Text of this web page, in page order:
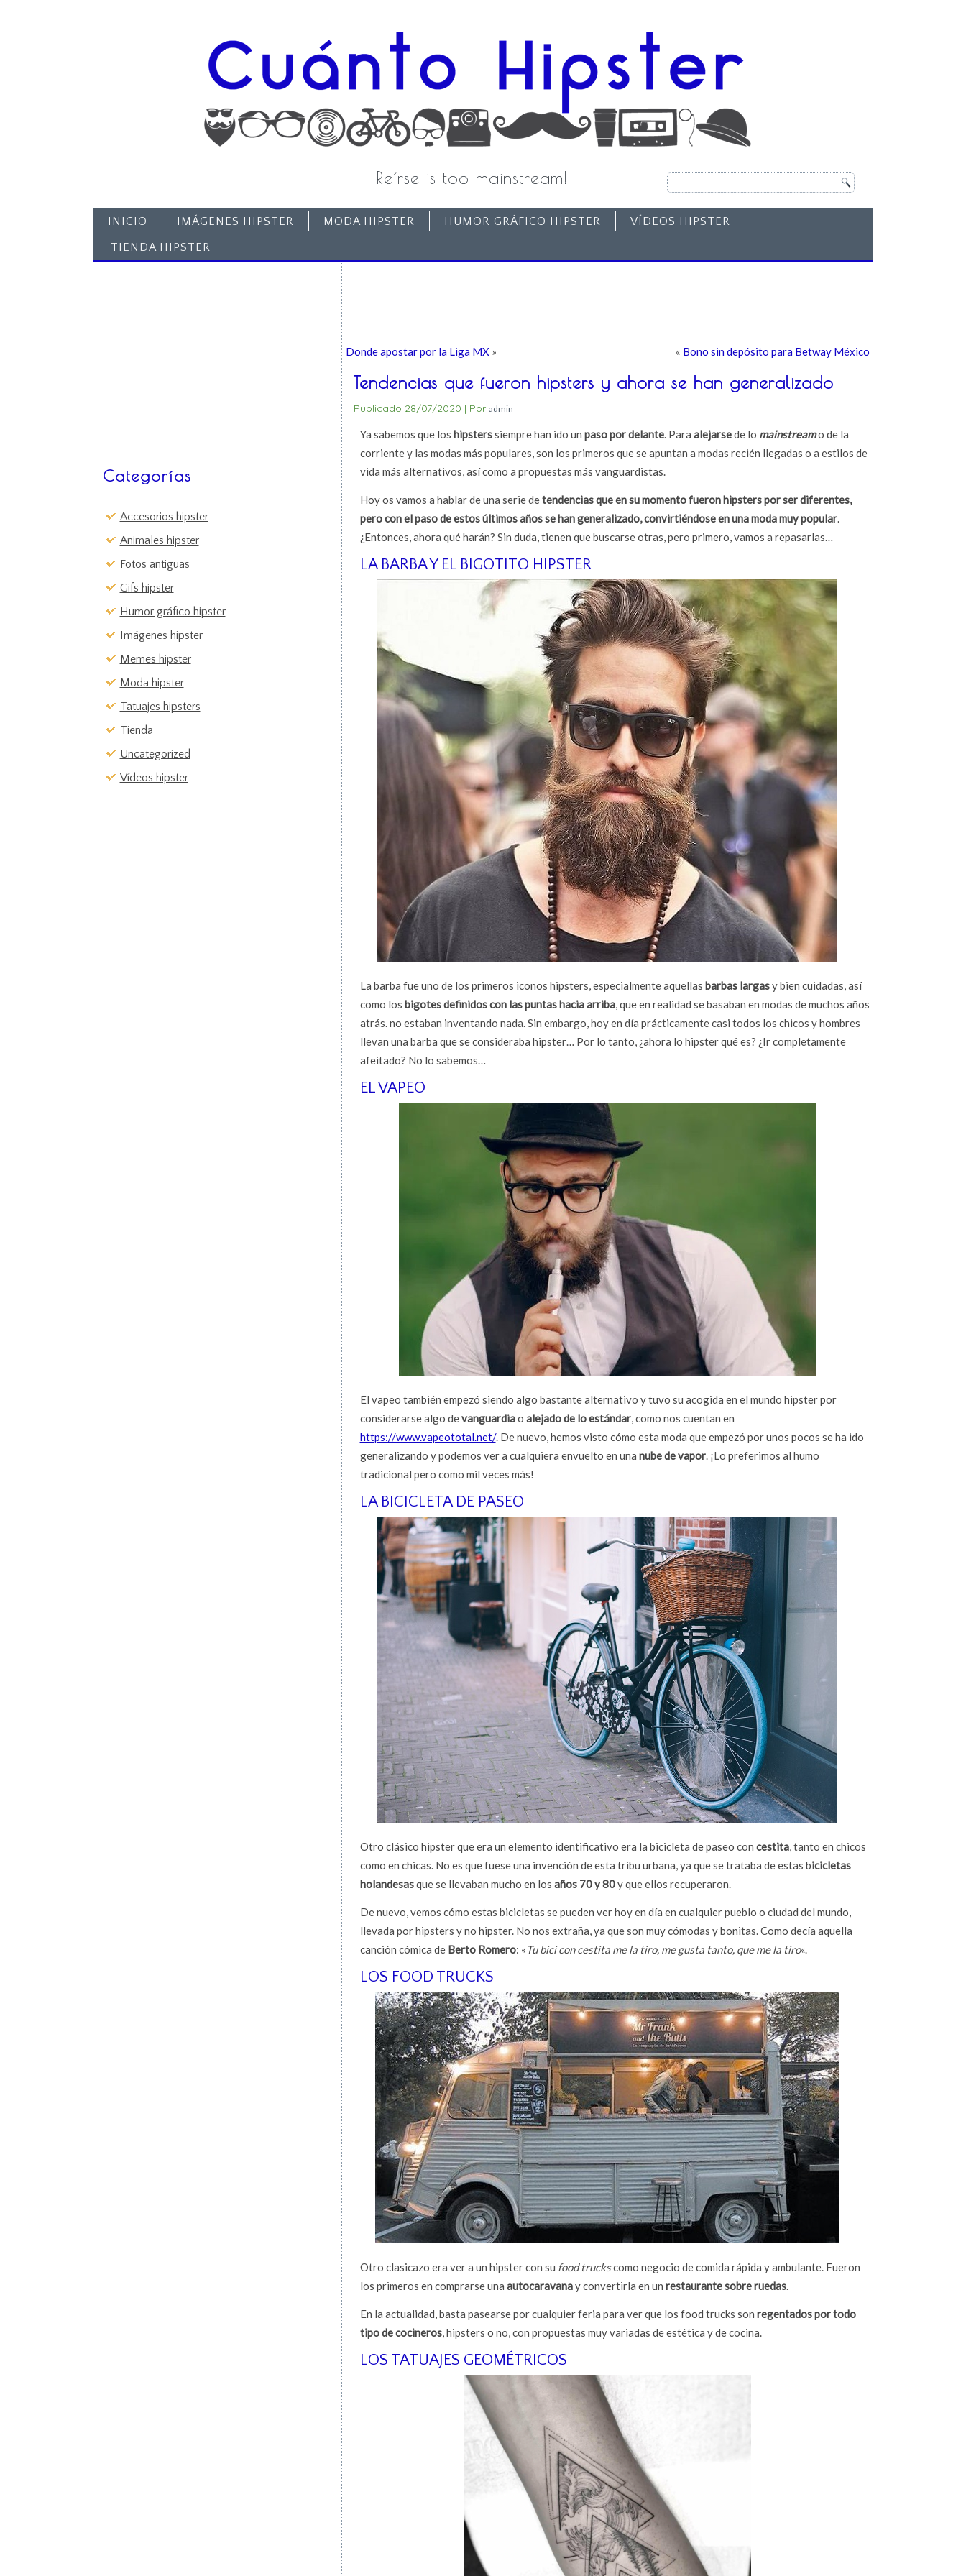
Reírse is too mainstream!
INICIO IMÁGENES HIPSTER MODA HIPSTER HUMOR GRÁFICO HIPSTER
VÍDEOS HIPSTER
TIENDA HIPSTER
Categorías
Accesorios hipster
Animales hipster
Fotos antiguas
Gifs hipster
Humor gráfico hipster
Imágenes hipster
Memes hipster
Moda hipster
Tatuajes hipsters
Tienda
Uncategorized
Vídeos hipster
Donde apostar por la Liga MX» « Bono sin depósito para Betway México
Tendencias que fueron hipsters y ahora se han generalizado
Publicado 28/07/2020 | Por admin
Ya sabemos que los hipsterssiempre han ido un paso por delante. Para alejarsede lo mainstreamo de la
corriente y las modas más populares, son los primeros que se apuntan a modas recién llegadas o a estilos de
vida más alternativos, así como a propuestas más vanguardistas.
Hoy os vamos a hablar de una serie detendencias que en su momento fueron hipsters por ser diferentes,
pero con el paso de estos últimos años se han generalizado, convirtiéndose en una moda muy popular.
¿Entonces, ahora qué harán? Sin duda, tienen que buscarse otras, pero primero, vamos a repasarlas…
LA BARBA Y EL BIGOTITO HIPSTER
La barba fue uno de los primeros iconos hipsters, especialmente aquellas barbas largasy bien cuidadas, así
como los bigotes definidos con las puntas hacia arriba, que en realidad se basaban en modas de muchos años
atrás. no estaban inventando nada. Sin embargo, hoy en día prácticamente casi todos los chicos y hombres
llevan una barba que se consideraba hipster… Por lo tanto, ¿ahora lo hipster qué es? ¿Ir completamente
afeitado? No lo sabemos…
EL VAPEO
El vapeo también empezó siendo algo bastante alternativo y tuvo su acogida en el mundo hipster por
considerarse algo devanguardiao alejado de lo estándar, como nos cuentan en
https://www.vapeototal.net/. De nuevo, hemos visto cómo esta moda que empezó por unos pocos se ha ido
generalizando y podemos ver a cualquiera envuelto en una nube de vapor. ¡Lo preferimos al humo
tradicional pero como mil veces más!
LA BICICLETA DE PASEO
Otro clásico hipster que era un elemento identificativo era la bicicleta de paseo con cestita, tanto en chicos
como en chicas. No es que fuese una invención de esta tribu urbana, ya que se trataba de estas bicicletas
holandesasque se llevaban mucho en los años 70 y 80y que ellos recuperaron.
De nuevo, vemos cómo estas bicicletas se pueden ver hoy en día en cualquier pueblo o ciudad del mundo,
llevada por hipsters y no hipster. No nos extraña, ya que son muy cómodas y bonitas. Como decía aquella
canción cómica de Berto Romero: «Tu bici con cestita me la tiro, me gusta tanto, que me la tiro«.
LOS FOOD TRUCKS
Otro clasicazo era ver a un hipster con su food truckscomo negocio de comida rápida y ambulante. Fueron
los primeros en comprarse una autocaravanay convertirla en un restaurante sobre ruedas.
En la actualidad, basta pasearse por cualquier feria para ver que los food trucks son regentados por todo
tipo de cocineros, hipsters o no, con propuestas muy variadas de estética y de cocina.
LOS TATUAJES GEOMÉTRICOS